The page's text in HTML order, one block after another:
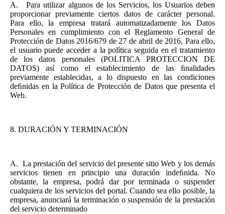
A.
Para utilizar algunos de los Servicios, los Usuarios deben
proporcionar previamente ciertos datos de carácter personal.
Para ello, la empresa tratará automatizadamente los Datos
Personales en cumplimiento con el Reglamento General de
Protección de Datos 2016/679 de 27 de abril de 2016, Para ello,
el usuario puede acceder a la política seguida en el tratamiento
de los datos personales (POLITICA PROTECCION DE
DATOS) así como el establecimiento de las ﬁnalidades
previamente establecidas, a lo dispuesto en las condiciones
deﬁnidas en la Política de Protección de Datos que presenta el
Web.
8. DURACIÓN Y TERMINACIÓN
A. La prestación del servicio del presente sitio Web y los demás
servicios tienen en principio una duración indeﬁnida. No
obstante, la empresa, podrá dar por terminada o suspender
cualquiera de los servicios del portal. Cuando sea ello posible, la
empresa, anunciará la terminación o suspensión de la prestación
del servicio determinado